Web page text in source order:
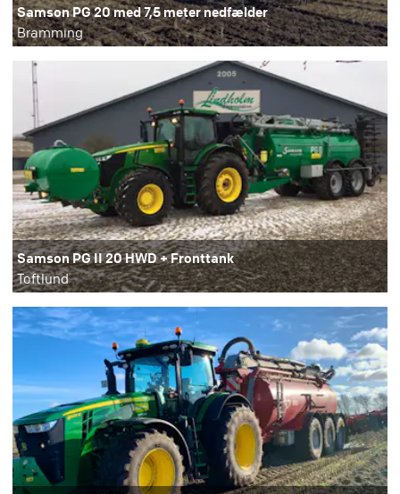
Samson PG 20 med 7,5 meter nedfælder
Bramming
Samson PG II 20 HWD + Fronttank
Toftlund